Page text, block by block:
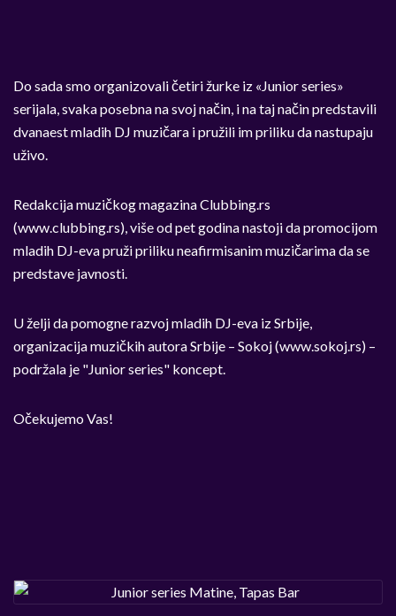
Do sada smo organizovali četiri žurke iz «Junior series»
serijala, svaka posebna na svoj način, i na taj način predstavili
dvanaest mladih DJ muzičara i pružili im priliku da nastupaju
uživo.
Redakcija muzičkog magazina Clubbing.rs
(www.clubbing.rs), više od pet godina nastoji da promocijom
mladih DJ-eva pruži priliku neafirmisanim muzičarima da se
predstave javnosti.
U želji da pomogne razvoj mladih DJ-eva iz Srbije,
organizacija muzičkih autora Srbije – Sokoj (www.sokoj.rs) –
podržala je "Junior series" koncept.
Očekujemo Vas!